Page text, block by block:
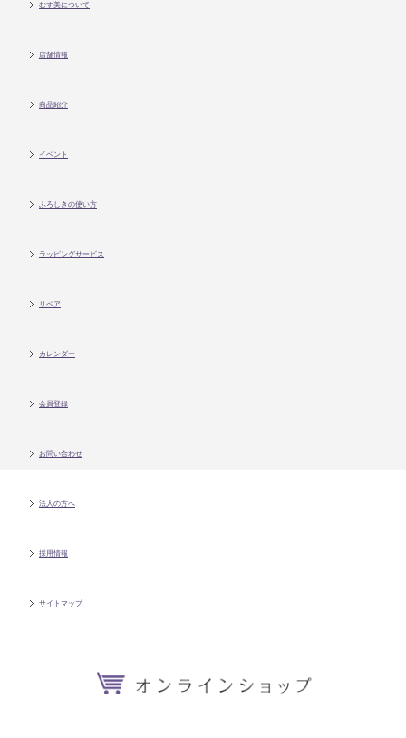
むす美について
店舗情報
商品紹介
イベント
ふろしきの使い方
ラッピングサービス
リペア
カレンダー
会員登録
お問い合わせ
法人の方へ
採用情報
サイトマップ